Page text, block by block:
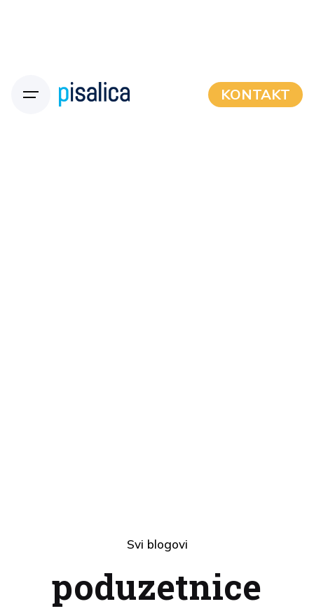
KONTAKT
Svi blogovi
poduzetnice